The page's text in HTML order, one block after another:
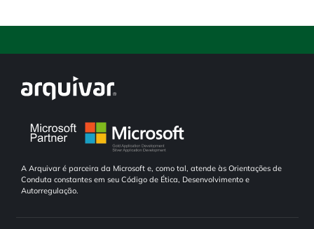
A Arquivar é parceira da Microsoft e, como tal, atende às Orientações de
Conduta constantes em seu Código de Ética, Desenvolvimento e
Autorregulação.